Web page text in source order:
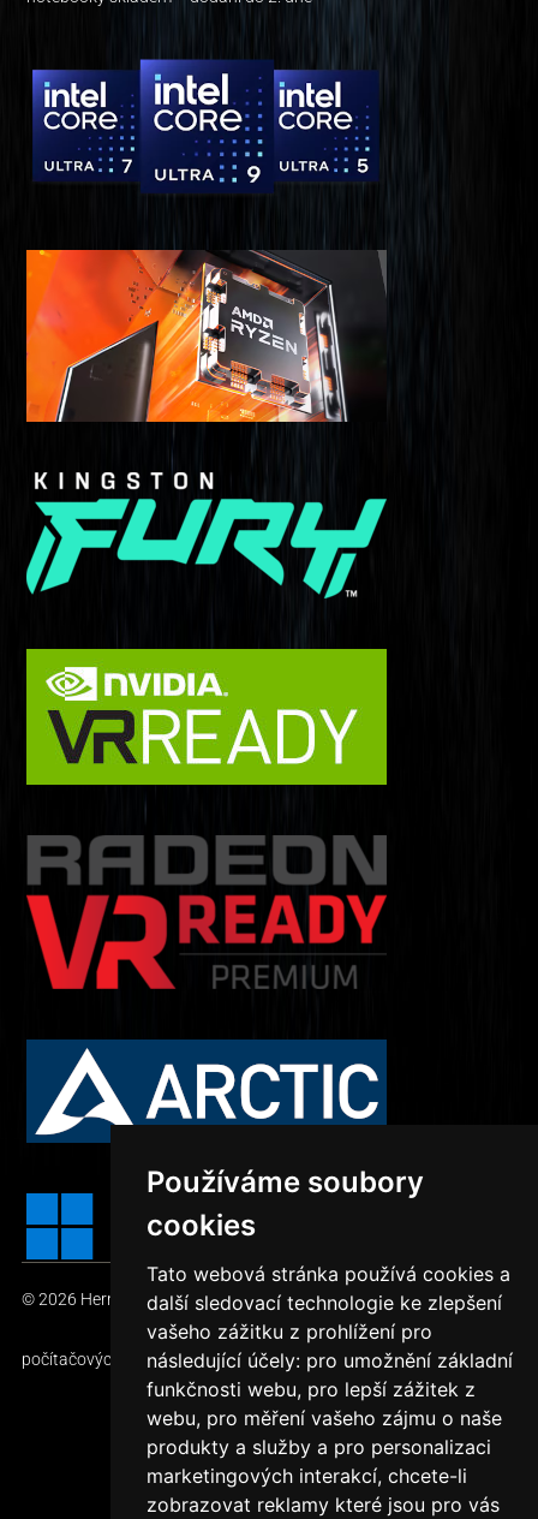
Používáme soubory
cookies
Tato webová stránka používá cookies a
další sledovací technologie ke zlepšení
vašeho zážitku z prohlížení pro
následující účely: pro umožnění základní
funkčnosti webu, pro lepší zážitek z
webu, pro měření vašeho zájmu o naše
produkty a služby a pro personalizaci
marketingových interakcí, chcete-li
zobrazovat reklamy které jsou pro vás
© 2026 HerníDěla.cz – TOP počítačové sestavy— Prodej
počítačových sestav
Vytvořil Jan Slezák